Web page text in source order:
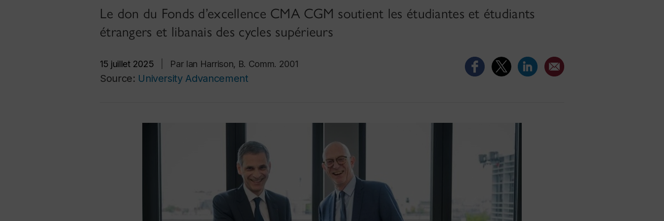
Le don du Fonds d’excellence CMA CGM soutient les étudiantes et étudiants
étrangers et libanais des cycles supérieurs
15 juillet 2025 Par Ian Harrison, B. Comm. 2001
Source: University Advancement